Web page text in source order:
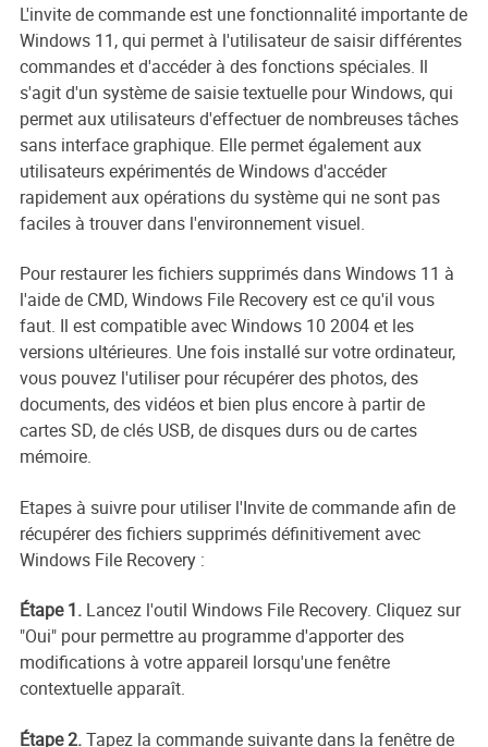
L'invite de commande est une fonctionnalité importante de
Windows 11, qui permet à l'utilisateur de saisir différentes
commandes et d'accéder à des fonctions spéciales. Il
s'agit d'un système de saisie textuelle pour Windows, qui
permet aux utilisateurs d'effectuer de nombreuses tâches
sans interface graphique. Elle permet également aux
utilisateurs expérimentés de Windows d'accéder
rapidement aux opérations du système qui ne sont pas
faciles à trouver dans l'environnement visuel.
Pour restaurer les fichiers supprimés dans Windows 11 à
l'aide de CMD, Windows File Recovery est ce qu'il vous
faut. Il est compatible avec Windows 10 2004 et les
versions ultérieures. Une fois installé sur votre ordinateur,
vous pouvez l'utiliser pour récupérer des photos, des
documents, des vidéos et bien plus encore à partir de
cartes SD, de clés USB, de disques durs ou de cartes
mémoire.
Etapes à suivre pour utiliser l'Invite de commande afin de
récupérer des fichiers supprimés définitivement avec
Windows File Recovery :
Étape 1. Lancez l'outil Windows File Recovery. Cliquez sur
"Oui" pour permettre au programme d'apporter des
modifications à votre appareil lorsqu'une fenêtre
contextuelle apparaît.
Étape 2.Tapez la commande suivante dans la fenêtre de